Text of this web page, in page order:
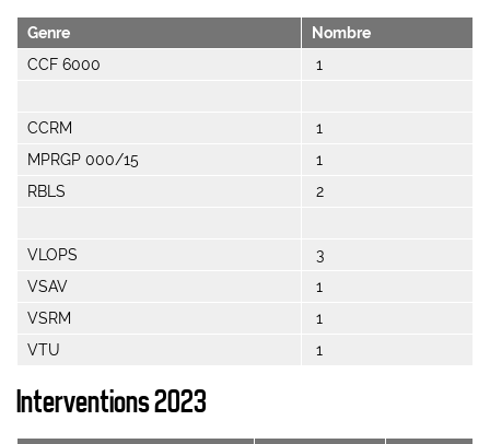
Genre
Nombre
CCF 6000
1
CCRM
1
MPRGP 000/15
1
RBLS
2
VLOPS
3
VSAV
1
VSRM
1
VTU
1
Interventions 2023